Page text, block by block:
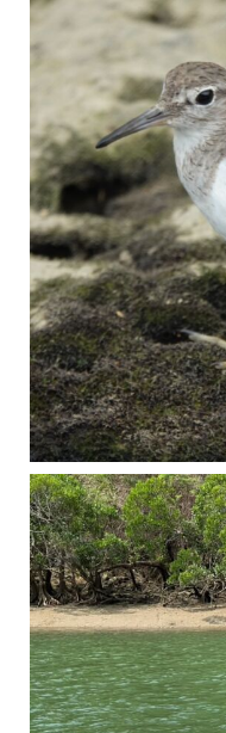
4月に入り、新人教育の為カヤックから落ちた際の救助の実技練習の風景です。 一人前の